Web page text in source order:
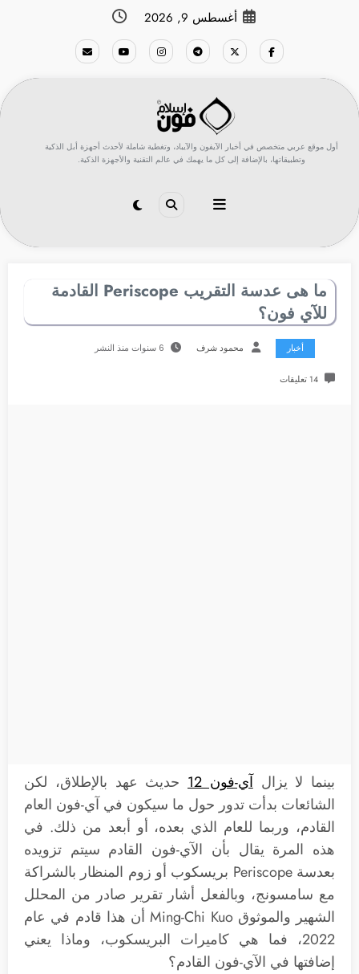
أغسطس 9, 2026
أول موقع عربي متخصص في أخبار الآيفون والآيباد، وتغطية شاملة لأحدث أجهزة أبل الذكية
وتطبيقاتها، بالإضافة إلى كل ما يهمك في عالم التقنية والأجهزة الذكية.
ما هى عدسة التقريب Periscope القادمة
للآي فون؟
أخبار محمود شرف 6 سنوات منذ النشر
14 تعليقات
بينما لا يزالآي-فون 12
حديث عهد بالإطلاق، لكن
الشائعات بدأت تدور حول ما سيكون في آي-فون العام
القادم، وربما للعام الذي بعده، أو أبعد من ذلك. في
هذه المرة يقال بأن الآي-فون القادم سيتم تزويده
بعدسة Periscope بريسكوب أو زوم المنظار بالشراكة
مع سامسونج، وبالفعل أشار تقرير صادر من المحلل
الشهير والموثوق Ming-Chi Kuo أن هذا قادم في عام
2022، فما هي كاميرات البريسكوب، وماذا يعني
إضافتها في الآي-فون القادم؟